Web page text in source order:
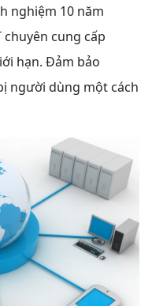
nghiệm 10 năm
cung cấp
hạn. Đảm bảo
người dùng một cách